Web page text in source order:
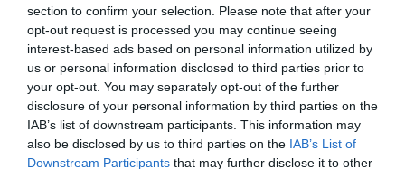
section to confirm your selection. Please note that after your
opt-out request is processed you may continue seeing
interest-based ads based on personal information utilized by
us or personal information disclosed to third parties prior to
your opt-out. You may separately opt-out of the further
disclosure of your personal information by third parties on the
IAB’s list of downstream participants. This information may
also be disclosed by us to third parties on the IAB’s List of
Downstream Participants that may further disclose it to other
08.08.2026 | 14:02
«Φώτισε» το Κίεβο μετά από χτύπημα με
υπερηχητικό 3M22 Zircon: Σοκαρισμένος
Ουκρανός κατέγραψε τη στιγμή (βίντεο)
ΠΟΛΙΤΙΚΗ